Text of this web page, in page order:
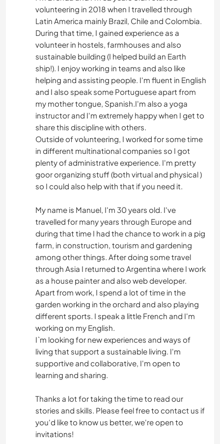
volunteering in 2018 when I travelled through
Latin America mainly Brazil, Chile and Colombia.
During that time, I gained experience as a
volunteer in hostels, farmhouses and also
sustainable building (I helped build an Earth
ship!). I enjoy working in teams and also like
helping and assisting people. I'm fluent in English
and I also speak some Portuguese apart from
my mother tongue, Spanish.I'm also a yoga
instructor and I'm extremely happy when I get to
share this discipline with others.
Outside of volunteering, I worked for some time
in different multinational companies so I got
plenty of administrative experience. I'm pretty
goor organizing stuff (both virtual and physical )
so I could also help with that if you need it.
My name is Manuel, I'm 30 years old. I've
travelled for many years through Europe and
during that time I had the chance to work in a pig
farm, in construction, tourism and gardening
among other things. After doing some travel
through Asia I returned to Argentina where I work
as a house painter and also web developer.
Apart from work, I spend a lot of time in the
garden working in the orchard and also playing
different sports. I speak a little French and I'm
working on my English.
I`m looking for new experiences and ways of
living that support a sustainable living. I'm
supportive and collaborative, I'm open to
learning and sharing.
Thanks a lot for taking the time to read our
stories and skills. Please feel free to contact us if
you'd like to know us better, we're open to
invitations!